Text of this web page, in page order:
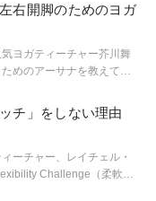
ょう！
右開脚のためのヨガ
ヨガティーチャー芥川舞
めのアーサナを教えても
チ」をしない理由
ーチャー、レイチェル・
Challenge（柔軟性